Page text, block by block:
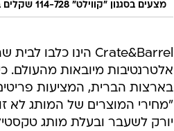
מצעים בסגנון "קווילט" 114-728 שקלים באתר החברה
בארצות הברית, המציעות פריטים
"מחירי המוצרים של המותג לא
יורק לשעבר ובעלת מותג